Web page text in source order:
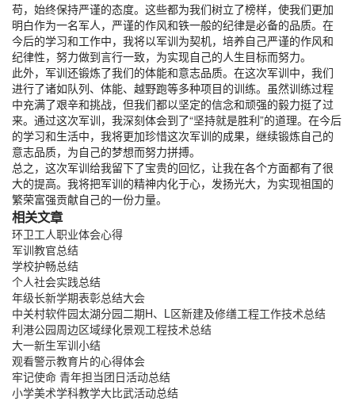
苟，始终保持严谨的态度。这些都为我们树立了榜样，使我们更加
明白作为一名军人，严谨的作风和铁一般的纪律是必备的品质。在
今后的学习和工作中，我将以军训为契机，培养自己严谨的作风和
纪律性，努力做到言行一致，为实现自己的人生目标而努力。
此外，军训还锻炼了我们的体能和意志品质。在这次军训中，我们
进行了诸如队列、体能、越野跑等多种项目的训练。虽然训练过程
中充满了艰辛和挑战，但我们都以坚定的信念和顽强的毅力挺了过
来。通过这次军训，我深刻体会到了“坚持就是胜利”的道理。在今后
的学习和生活中，我将更加珍惜这次军训的成果，继续锻炼自己的
意志品质，为自己的梦想而努力拼搏。
总之，这次军训给我留下了宝贵的回忆，让我在各个方面都有了很
大的提高。我将把军训的精神内化于心，发扬光大，为实现祖国的
繁荣富强贡献自己的一份力量。
相关文章
环卫工人职业体会心得
军训教官总结
学校护畅总结
个人社会实践总结
年级长新学期表彰总结大会
中关村软件园太湖分园二期H、L区新建及修缮工程工作技术总结
利港公园周边区域绿化景观工程技术总结
大一新生军训小结
观看警示教育片的心得体会
牢记使命 青年担当团日活动总结
小学美术学科教学大比武活动总结